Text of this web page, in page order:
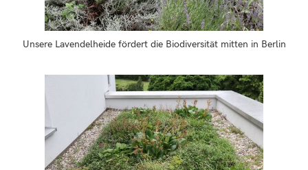
Unsere Lavendelheide fördert die Biodiversität mitten in Berlin